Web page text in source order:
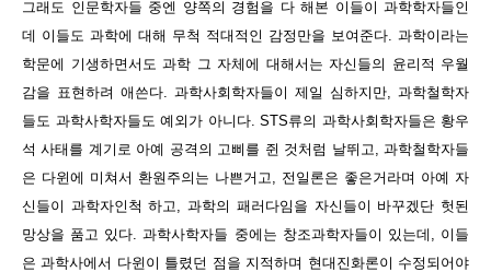
그래도 인문학자들 중엔 양쪽의 경험을 다 해본 이들이 과학학자들인
데 이들도 과학에 대해 무척 적대적인 감정만을 보여준다. 과학이라는
학문에 기생하면서도 과학 그 자체에 대해서는 자신들의 윤리적 우월
감을 표현하려 애쓴다. 과학사회학자들이 제일 심하지만, 과학철학자
들도 과학사학자들도 예외가 아니다. STS류의 과학사회학자들은 황우
석 사태를 계기로 아예 공격의 고삐를 쥔 것처럼 날뛰고, 과학철학자들
은 다윈에 미쳐서 환원주의는 나쁜거고, 전일론은 좋은거라며 아예 자
신들이 과학자인척 하고, 과학의 패러다임을 자신들이 바꾸겠단 헛된
망상을 품고 있다. 과학사학자들 중에는 창조과학자들이 있는데, 이들
은 과학사에서 다윈이 틀렸던 점을 지적하며 현대진화론이 수정되어야